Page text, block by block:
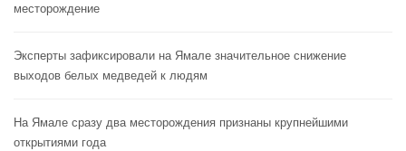
месторождение
Эксперты зафиксировали на Ямале значительное снижение
выходов белых медведей к людям
На Ямале сразу два месторождения признаны крупнейшими
открытиями года